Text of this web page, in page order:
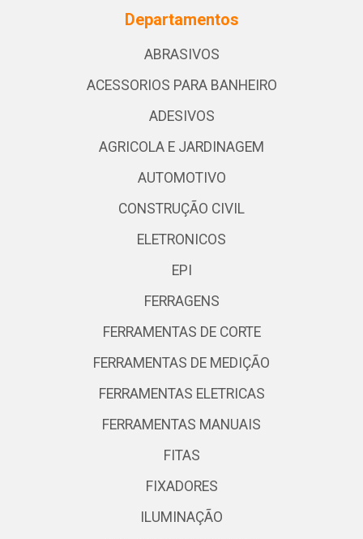
Departamentos
ABRASIVOS
ACESSORIOS PARA BANHEIRO
ADESIVOS
AGRICOLA E JARDINAGEM
AUTOMOTIVO
CONSTRUÇÃO CIVIL
ELETRONICOS
EPI
FERRAGENS
FERRAMENTAS DE CORTE
FERRAMENTAS DE MEDIÇÃO
FERRAMENTAS ELETRICAS
FERRAMENTAS MANUAIS
FITAS
FIXADORES
ILUMINAÇÃO